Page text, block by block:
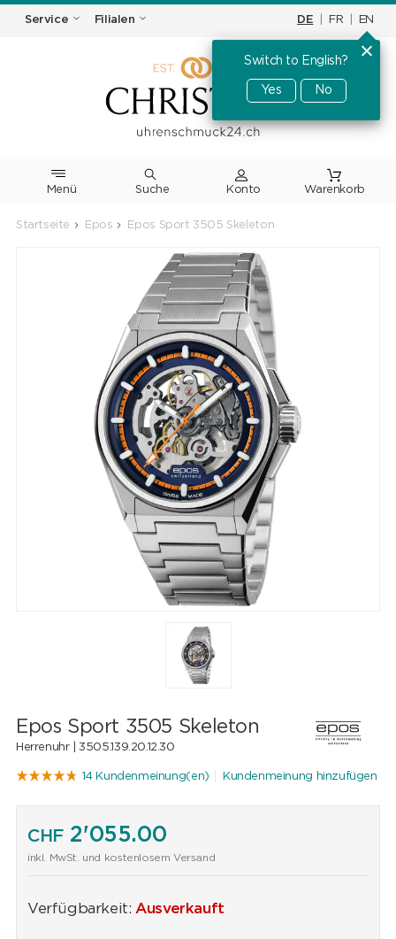
Service Filialen DE FR EN
Switch to English?
Yes No
Menü Suche Warenkorb
Startseite Epos Epos Sport 3505 Skeleton
Epos Sport 3505 Skeleton
Herrenuhr |3505.139.20.12.30
14 Kundenmeinung(en) Kundenmeinung hinzufügen
CHF2'055.00
inkl. MwSt. und kostenlosem Versand
Verfügbarkeit: Ausverkauft